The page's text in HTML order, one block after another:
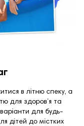
в літню спеку, а
для здоров’я та
для будь-
дітей до містких